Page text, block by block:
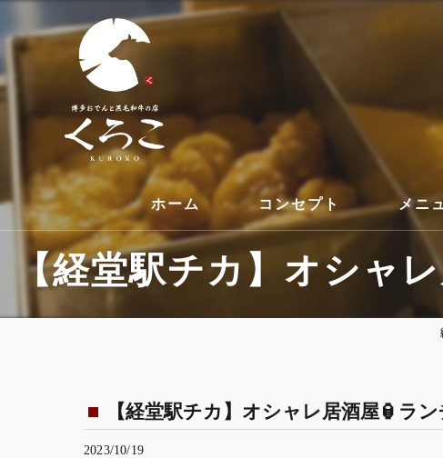
ホーム コンセプト メニ
【経堂駅チカ】オシャ
【経堂駅チカ】オシャレ居酒屋🏮ラ
2023/10/19